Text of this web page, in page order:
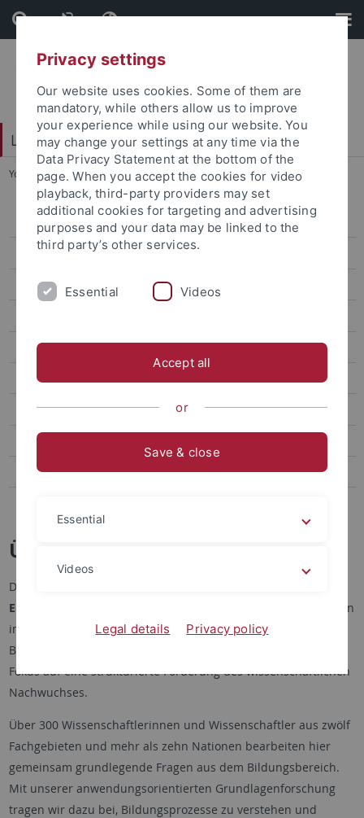
Skip
to
content
Skip
to
footer
LEAD Graduate School & Research Network
You are here: Startseite ... Über uns
Über uns
Mitglieder
LEAD-Mitglied werden
Jobs
Forschung
Graduiertenschule
Core-Events
Transfer
Über LEAD
Das LEAD Graduate School & Research Network (
E
evelopment) ist ein
internationales und interdisziplinäres Forschungsnetzwerk im
Bereich der Empirischen Bildungsforschung mit besonderem
Fokus auf eine strukturierte Förderung des wissenschaftlichen
Nachwuchses.
Über 300 Wissenschaftlerinnen und Wissenschaftler aus zwölf
Fachgebieten und mehr als zehn Nationen bearbeiten hier
gemeinsam grundlegende Fragen aus dem Bildungsbereich.
Mit unserer anwendungsorientierten Grundlagenforschung
tragen wir dazu bei, Bildungsprozesse zu verstehen und
Privacy settings
Our website uses cookies. Some of them are
mandatory, while others allow us to improve
your experience while using our website. You
may change your settings at any time via the
Data Privacy Statement at the bottom of the
page. When you accept the cookies for video
playback, third-party providers may set
additional cookies for targeting and advertising
purposes and your data may be linked to the
third party’s other services.
Essential Videos
Accept all
or
Save & close
Essential
Videos
Legal details Privacy policy